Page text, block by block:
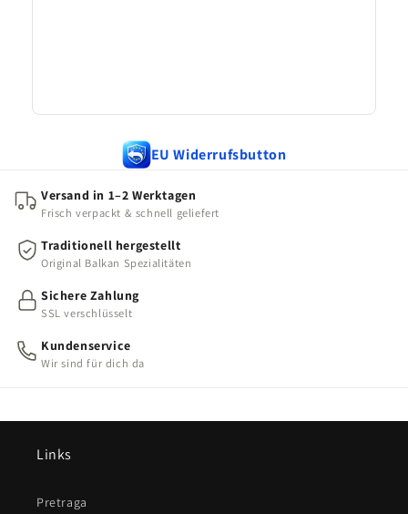
EU Widerrufsbutton
Versand in 1–2 Werktagen
Frisch verpackt & schnell geliefert
Traditionell hergestellt
Original Balkan Spezialitäten
Sichere Zahlung
SSL verschlüsselt
Kundenservice
Wir sind für dich da
Links
Pretraga